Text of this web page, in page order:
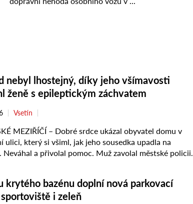
nebyl lhostejný, díky jeho všímavosti
ženě s epileptickým záchvatem
Vsetín
MEZIŘÍČÍ – Dobré srdce ukázal obyvatel domu v
ulici, který si všiml, jak jeho sousedka upadla na
Neváhal a přivolal pomoc. Muž zavolal městské policii,
krytého bazénu doplní nová parkovací
i zeleň